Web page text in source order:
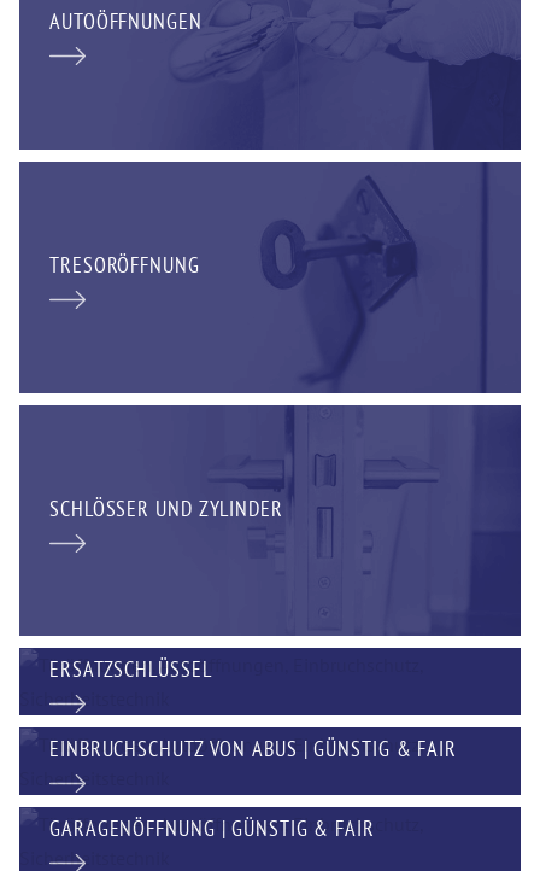
AUTOÖFFNUNGEN
TRESORÖFFNUNG
SCHLÖSSER UND ZYLINDER
ERSATZSCHLÜSSEL
EINBRUCHSCHUTZ VON ABUS | GÜNSTIG & FAIR
GARAGENÖFFNUNG | GÜNSTIG & FAIR